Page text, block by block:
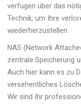
verfügen über das
Technik, um Ihre
wiederherzustellen.
NAS (Network
zentrale Speicherung
Auch hier kann es zu
versehentliches
Wir sind Ihr